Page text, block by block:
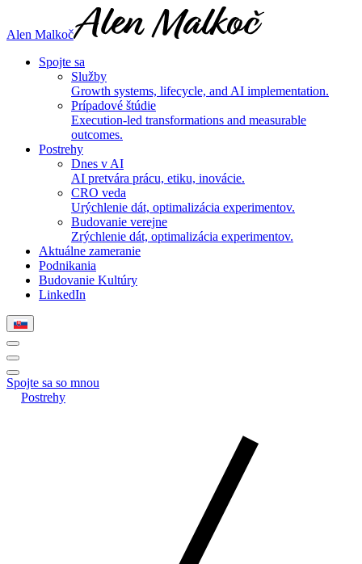
Alen Malkoč
Spojte sa
Služby
Growth systems, lifecycle, and AI implementation.
Prípadové štúdie
Execution-led transformations and measurable
outcomes.
Postrehy
Dnes v AI
AI pretvára prácu, etiku, inovácie.
CRO veda
Urýchlenie dát, optimalizácia experimentov.
Budovanie verejne
Zrýchlenie dát, optimalizácia experimentov.
Aktuálne zameranie
Podnikania
Budovanie Kultúry
LinkedIn
Spojte sa so mnou
Postrehy